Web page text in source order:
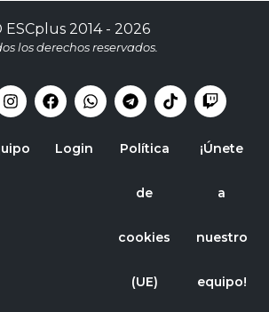
ESCplus2014 - 2026
los derechos reservados.
Login Política
de
cookies
(UE)
¡Únete
a
nuestro
equipo!